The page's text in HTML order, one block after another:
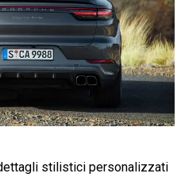
stilistici personalizzati